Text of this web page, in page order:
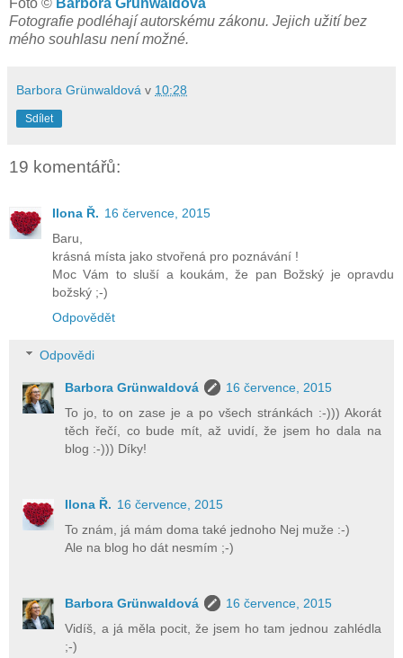
Fotografie podléhají autorskému zákonu. Jejich užití bez
mého souhlasu není možné.
Barbora Grünwaldová v 10:28
Sdílet
19 komentářů:
Ilona Ř. 16 července, 2015
Baru,
krásná místa jako stvořená pro poznávání !
Moc Vám to sluší a koukám, že pan Božský je opravdu
božský ;-)
Odpovědět
Odpovědi
Barbora Grünwaldová
16 července, 2015
To jo, to on zase je a po všech stránkách :-))) Akorát
těch řečí, co bude mít, až uvidí, že jsem ho dala na
blog :-))) Díky!
Ilona Ř. 16 července, 2015
To znám, já mám doma také jednoho Nej muže :-)
Ale na blog ho dát nesmím ;-)
Barbora Grünwaldová
16 července, 2015
Vidíš, a já měla pocit, že jsem ho tam jednou zahlédla
;-)